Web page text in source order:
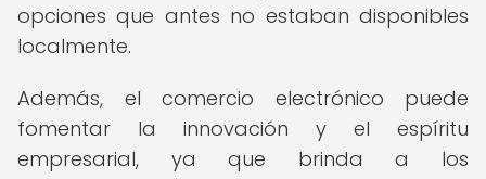
opciones que antes no estaban disponibles
localmente.
Además, el comercio electrónico puede
fomentar la innovación y el espíritu
empresarial, ya que brinda a los